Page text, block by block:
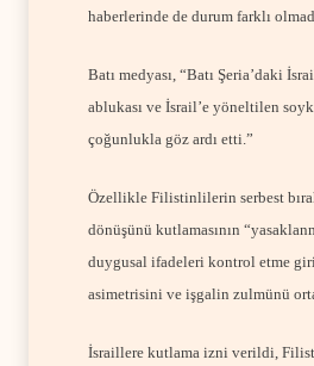
haberlerinde de durum farklı
Batı medyası, “Batı Şeria’daki
ablukası ve İsrail’e yöneltilen
çoğunlukla göz ardı etti.”
Özellikle Filistinlilerin serbest
dönüşünü kutlamasının
duygusal ifadeleri kontrol etme
asimetrisini ve işgalin zulmünü
İsraillere kutlama izni verildi,